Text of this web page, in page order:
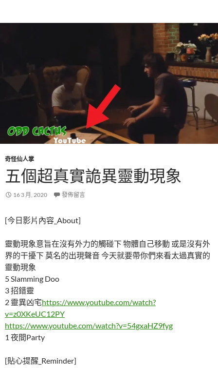
奇怪仙人掌
五個超真實詭異靈動現象
16 3 月, 2020 發佈留言
[今日影片內容_About]
靈動現象意旨在沒有外力的觸碰下 物體自己移動 或是沒有外
界的干擾下 莫名的出現聲音 今天就要帶你們來看太過真實的
靈動現象
5 Slamming Doo
3 招錯靈
2 靈異凶宅https://www.youtube.com/watch?
v=z0XKeUC12PY
https://www.youtube.com/watch?v=54gxaHZ9fyg
1 夜間Party
[貼心提醒_Reminder]